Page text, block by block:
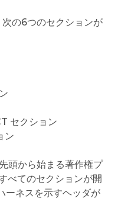
の6つのセクションが
セクション
ン
頭から始まる著作権プ
べてのセクションが開
ーネスを示すヘッダが